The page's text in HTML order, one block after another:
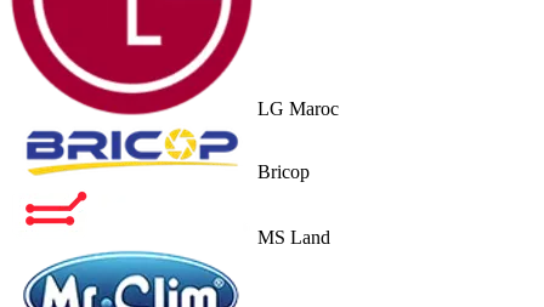
LG Maroc
Bricop
MS Land